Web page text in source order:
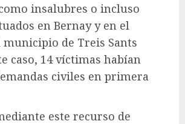
insalubres o incluso
en Bernay y en el
de Treis Sants
caso, 14 víctimas habían
civiles en primera
este recurso de